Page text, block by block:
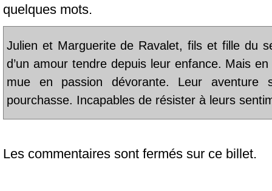
quelques mots.
Julien et Marguerite de Ravalet, fils et fille du
d’un amour tendre depuis leur enfance. Mais
mue en passion dévorante. Leur aventure
pourchasse. Incapables de résister à leurs
Les commentaires sont fermés sur ce billet.